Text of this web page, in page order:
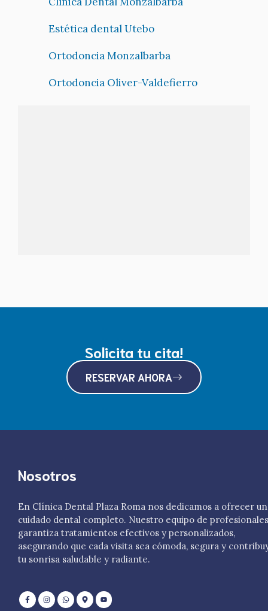
Estética dental Utebo
Ortodoncia Monzalbarba
Ortodoncia Oliver-Valdefierro
Solicita tu cita!
RESERVAR AHORA
Nosotros
En Clínica Dental Plaza Roma nos dedicamos a ofrecer un
cuidado dental completo. Nuestro equipo de profesionales
garantiza tratamientos efectivos y personalizados,
asegurando que cada visita sea cómoda, segura y
tu sonrisa saludable y radiante.